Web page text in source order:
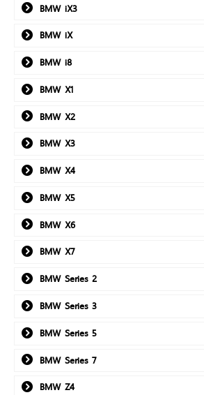
BMW iX3
BMW iX
BMW i8
BMW X1
BMW X2
BMW X3
BMW X4
BMW X5
BMW X6
BMW X7
BMW Series 2
BMW Series 3
BMW Series 5
BMW Series 7
BMW Z4